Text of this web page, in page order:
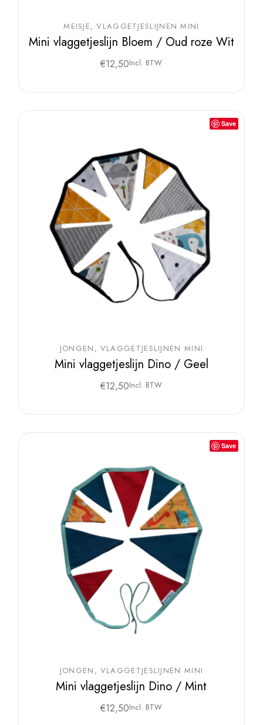
MEISJE VLAGGETJESLIJNEN MINI
Mini vlaggetjeslijn Bloem / Oud roze Wit
€12,50Incl. BTW
Save
JONGEN VLAGGETJESLIJNEN MINI
Mini vlaggetjeslijn Dino / Geel
€12,50Incl. BTW
Save
JONGEN VLAGGETJESLIJNEN MINI
Mini vlaggetjeslijn Dino / Mint
€12,50Incl. BTW